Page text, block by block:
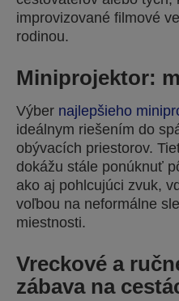
improvizované filmové
rodinou.
Miniprojektor:
Výber najlepšieho
ideálnym riešením do
obývacích priestorov.
dokážu stále ponúknuť
ako aj pohlcujúci zvuk,
voľbou na neformálne
miestnosti.
Vreckové a
zábava na